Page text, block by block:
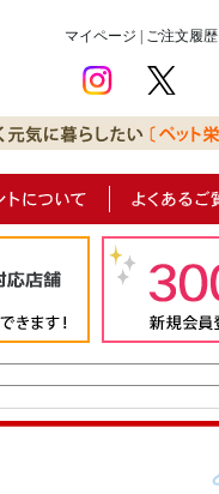
マイページ ご注文履歴